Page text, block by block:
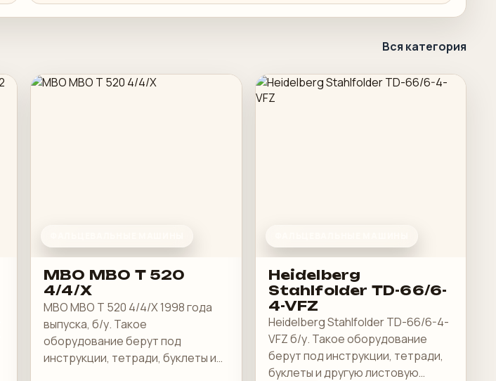
Вся категория
MBO MBO T 520
4/4/X
MBO MBO T 520 4/4/X 1998 года
выпуска, б/у. Такое
оборудование берут под
инструкции, тетради, буклеты и
Heidelberg
Stahlfolder TD-66/6-
4-VFZ
Heidelberg Stahlfolder TD-66/6-4-
VFZ б/у. Такое оборудование
берут под инструкции, тетради,
буклеты и другую листовую